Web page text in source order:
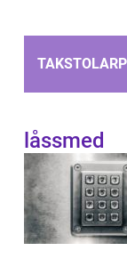
låssmed